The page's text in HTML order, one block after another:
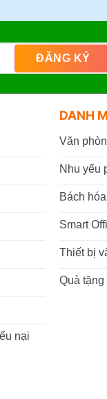
nại
DANH
Văn
Nhu yếu
Bách
Smart
Thiết bị
Quà tặng